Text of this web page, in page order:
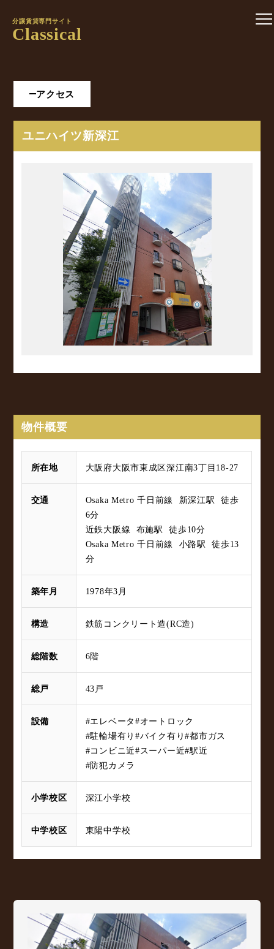
分譲賃貸専門サイト
Classical
アクセス
ユニハイツ新深江
物件概要
所在地 大阪府大阪市東成区深江南3丁目18-27
交通
Osaka Metro 千日前線 新深江駅 徒歩
6分
近鉄大阪線 布施駅 徒歩10分
Osaka Metro 千日前線 小路駅 徒歩13
分
築年月 1978年3月
構造 鉄筋コンクリート造(RC造)
総階数 6階
総戸 43戸
設備 #エレベータ#オートロック
#駐輪場有り#バイク有り#都市ガス
#コンビニ近#スーパー近#駅近
#防犯カメラ
小学校区 深江小学校
中学校区 東陽中学校